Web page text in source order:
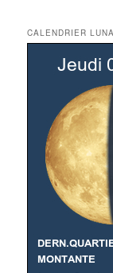
CALENDRIER